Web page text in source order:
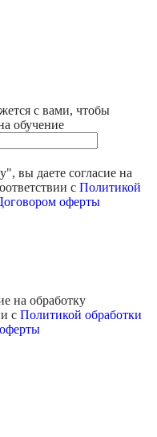
с вами, чтобы
обучение
", вы даете согласие на
с Политикой
оферты
на обработку
с Политикой обработки